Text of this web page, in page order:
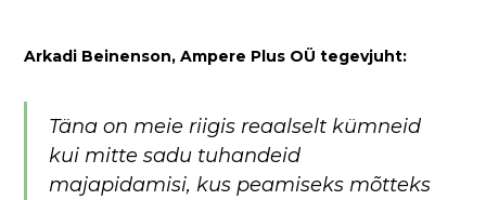
Arkadi Beinenson, Ampere Plus OÜ tegevjuht:
Täna on meie riigis reaalselt kümneid
kui mitte sadu tuhandeid
majapidamisi, kus peamiseks mõtteks